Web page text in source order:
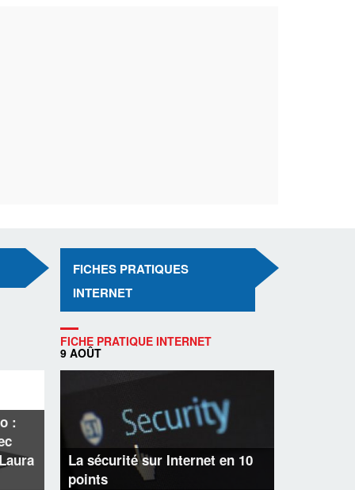
FICHES PRATIQUES
INTERNET
:
FICHE PRATIQUE INTERNET
9 AOÛT
La sécurité sur Internet en 10
points